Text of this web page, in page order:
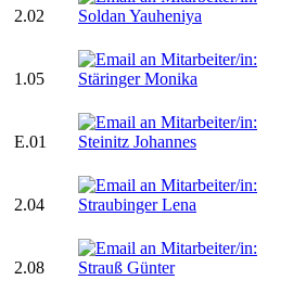
2.02
1.05
E.01
2.04
2.08